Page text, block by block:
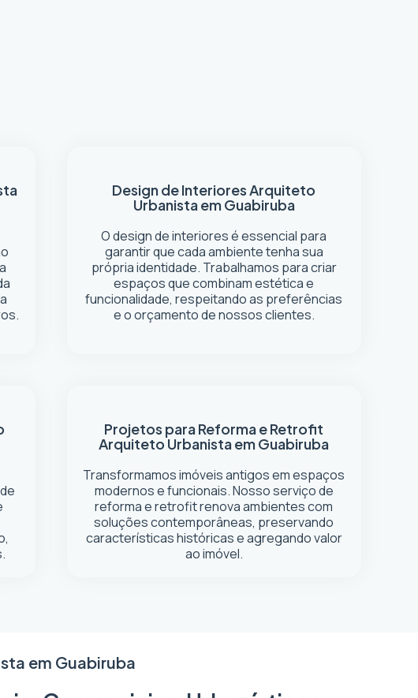
Design de InterioresArquiteto
Urbanista em Guabiruba
O design de interiores é essencial para
garantir que cada ambiente tenha sua
própria identidade. Trabalhamos para criar
espaços que combinam estética e
funcionalidade, respeitando as preferências
e o orçamento de nossos clientes.
Projetos para Reforma e Retrofit
Arquiteto Urbanista em Guabiruba
Transformamos imóveis antigos em espaços
modernos e funcionais. Nosso serviço de
reforma e retrofit renova ambientes com
soluções contemporâneas, preservando
características históricas e agregando valor
ao imóvel.
em Guabiruba